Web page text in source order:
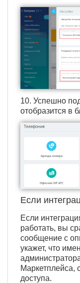
10. Успешно
отобразится в
Если
Если
работать, вы
сообщение с
укажет, что
Маркетплейса,
доступа.